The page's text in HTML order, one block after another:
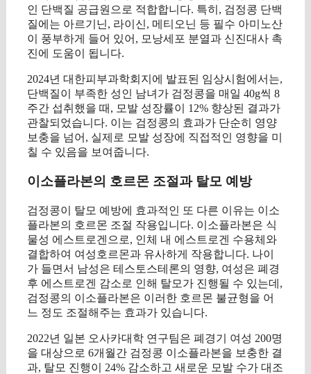
인 단백질 공급원으로 적합합니다. 특히, 검정콩 단백
질에는 아르기닌, 라이신, 메티오닌 등 필수 아미노산
이 풍부하게 들어 있어, 모낭세포 분열과 신진대사 촉
진에 도움이 됩니다.
2024년 대한피부과학회지에 발표된 임상시험에서는,
단백질이 부족한 성인 남녀가 검정콩을 매일 40g씩 8
주간 섭취했을 때, 모발 성장률이 12% 향상된 결과가
관찰되었습니다. 이는 검정콩의 효과가 단순히 영양
보충을 넘어, 실제로 모발 성장에 직접적인 영향을 미
칠 수 있음을 보여줍니다.
이소플라본의 호르몬 조절과 탈모 예방
검정콩이 탈모 예방에 효과적인 또 다른 이유는 이소
플라본의 호르몬 조절 작용입니다. 이소플라본은 식
물성 에스트로겐으로, 인체 내 에스트로겐 수용체와
결합하여 여성호르몬과 유사하게 작용합니다. 나이
가 들면서 남성은 테스토스테론의 영향, 여성은 폐경
후 에스트로겐 감소로 인해 탈모가 진행될 수 있는데,
검정콩의 이소플라본은 이러한 호르몬 불균형을 어
느 정도 조절해주는 효과가 있습니다.
2022년 일본 오사카대학 연구팀은 폐경기 여성 200명
을 대상으로 6개월간 검정콩 이소플라본을 보충한 결
과, 탈모 진행이 24% 감소하고 새로운 모발 수가 대조